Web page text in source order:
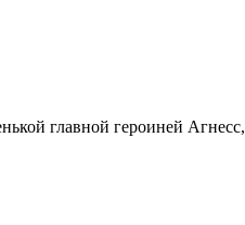
главной героиней Агнесс,